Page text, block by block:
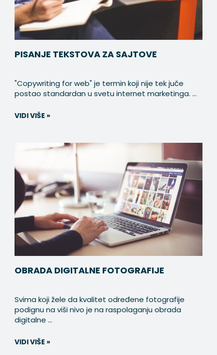
PISANJE TEKSTOVA ZA SAJTOVE
"Copywriting for web" je termin koji nije tek juče
postao standardan u svetu internet marketinga. ...
VIDI VIŠE »
OBRADA DIGITALNE FOTOGRAFIJE
Svima koji žele da kvalitet određene fotografije
podignu na viši nivo je na raspolaganju obrada
digitalne ...
VIDI VIŠE »